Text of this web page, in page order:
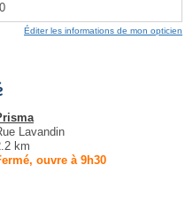
Éditer les informations de mon opticien
Lavandin
km
ouvre à 9h30